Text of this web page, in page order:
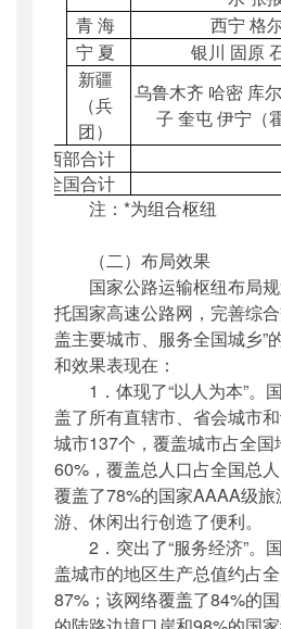
青海 西宁 格
宁 夏 银川 固原
新疆
（兵
团）
乌鲁木齐 哈密 库
子 奎屯 伊宁（
西部合计
全国合计
注： *为组合枢纽
（二）布局效果
国家公路运输枢纽布局规
托国家高速公路网，完善综
盖主要城市、服务全国城乡”
和效果表现在：
1．体现了“以人为本”。
盖了所有直辖市、省会城市
城市137个，覆盖城市占全
60%，覆盖总人口占全国总
覆盖了78%的国家AAAA级
游、休闲出行创造了便利。
2．突出了“服务经济”。
盖城市的地区生产总值约占
87%；该网络覆盖了84%的